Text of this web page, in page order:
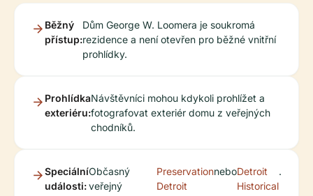
Běžný
přístup:
Dům George W. Loomera je soukromá
rezidence a není otevřen pro běžné vnitřní
prohlídky.
Prohlídka
exteriéru:
Návštěvníci mohou kdykoli prohlížet a
fotografovat exteriér domu z veřejných
chodníků.
Speciální
události:
Občasný
veřejný
Preservation
Detroit
neboDetroit
Historical
.